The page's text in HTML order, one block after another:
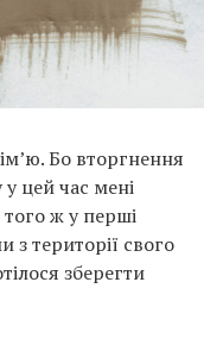
Бо вторгнення
цей час мені
ж у перші
території свого
зберегти